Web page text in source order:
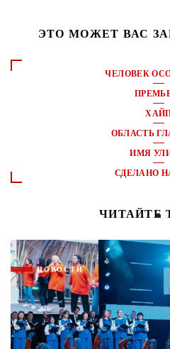
ЭТО МОЖЕТ ВАС
ЧЕЛОВЕК
ОБЛАСТЬ
ИМЯ
СДЕЛАНО
ЧИТАЙТЕ
НОВОСТИ